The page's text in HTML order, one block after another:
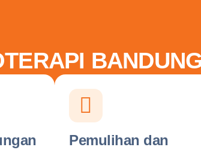
Pemulihan dan